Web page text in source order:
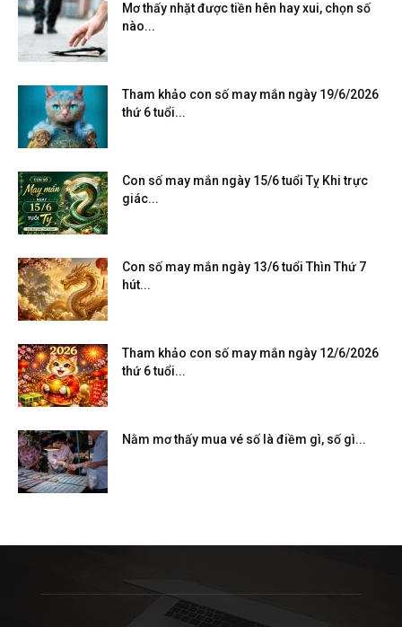
Mơ thấy nhặt được tiền hên hay xui, chọn số
nào...
Tham khảo con số may mắn ngày 19/6/2026
thứ 6 tuổi...
Con số may mắn ngày 15/6 tuổi Tỵ Khi trực
giác...
Con số may mắn ngày 13/6 tuổi Thìn Thứ 7
hút...
Tham khảo con số may mắn ngày 12/6/2026
thứ 6 tuổi...
Nằm mơ thấy mua vé số là điềm gì, số gì...